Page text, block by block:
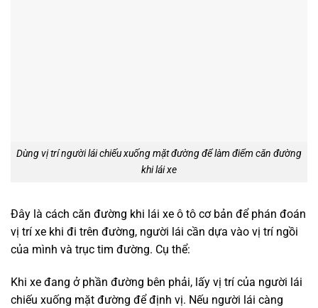
Dùng vị trí người lái chiếu xuống mặt đường để làm điểm căn đường
khi lái xe
Đây là cách căn đường khi lái xe ô tô cơ bản để phán đoán
vị trí xe khi đi trên đường, người lái cần dựa vào vị trí ngồi
của mình và trục tim đường. Cụ thể:
Khi xe đang ở phần đường bên phải, lấy vị trí của người lái
chiếu xuống mặt đường để định vị. Nếu người lái càng